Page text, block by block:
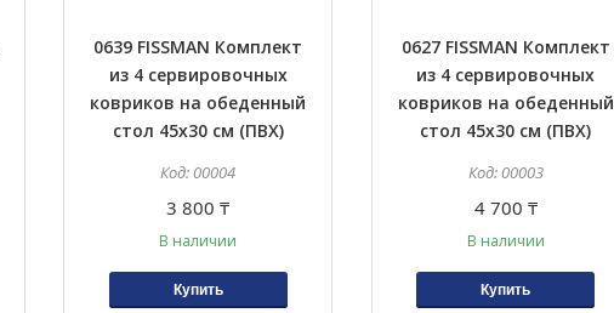
0639 FISSMAN Комплект
из 4 сервировочных
ковриков на обеденный
стол 45x30 см (ПВХ)
00004
3 800 ₸
В наличии
Купить
0627 FISSMAN Комплект
из 4 сервировочных
ковриков на обеденный
стол 45x30 см (ПВХ)
00003
4 700 ₸
В наличии
Купить